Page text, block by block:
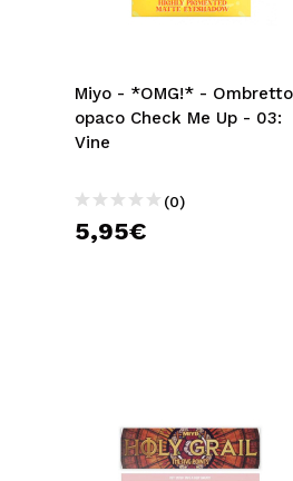
Miyo - *OMG!* - Ombretto
opaco Check Me Up - 03:
Vine
(0)
5,95€